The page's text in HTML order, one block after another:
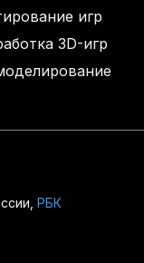
игр
3D-игр
РБК